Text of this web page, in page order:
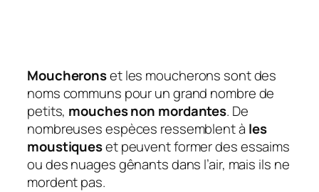
Moucheronset les moucherons sont des
noms communs pour un grand nombre de
petits, mouches non mordantes. De
nombreuses espèces ressemblent à les
moustiqueset peuvent former des essaims
ou des nuages ​​gênants dans l’air, mais ils ne
mordent pas.